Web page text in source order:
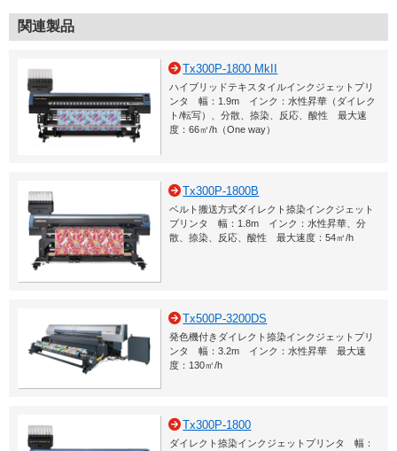
関連製品
Tx300P-1800 MkII
ハイブリッドテキスタイルインクジェットプリ
ンタ 幅：1.9m インク：水性昇華（ダイレク
ト/転写）、分散、捺染、反応、酸性 最大速
度：66㎡/h（One way）
Tx300P-1800B
ベルト搬送方式ダイレクト捺染インクジェット
プリンタ 幅：1.8m インク：水性昇華、分
散、捺染、反応、酸性 最大速度：54㎡/h
Tx500P-3200DS
発色機付きダイレクト捺染インクジェットプリ
ンタ 幅：3.2m インク：水性昇華 最大速
度：130㎡/h
Tx300P-1800
ダイレクト捺染インクジェットプリンタ 幅：